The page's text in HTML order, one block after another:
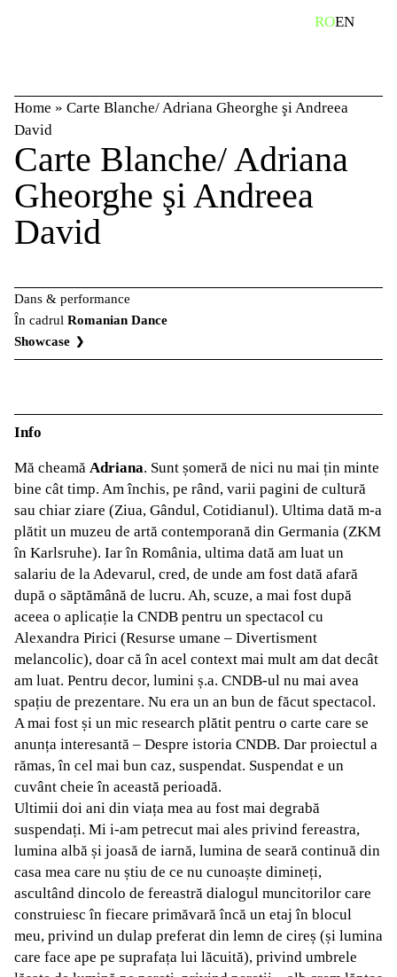
ROEN
Home » Carte Blanche/ Adriana Gheorghe şi Andreea
David
Carte Blanche/ Adriana
Gheorghe şi Andreea
David
Dans & performance
În cadrul Romanian Dance
Showcase
Info
Mă cheamă Adriana. Sunt șomeră de nici nu mai țin minte
bine cât timp. Am închis, pe rând, varii pagini de cultură
sau chiar ziare (Ziua, Gândul, Cotidianul). Ultima dată m-a
plătit un muzeu de artă contemporană din Germania (ZKM
în Karlsruhe). Iar în România, ultima dată am luat un
salariu de la Adevarul, cred, de unde am fost dată afară
după o săptămână de lucru. Ah, scuze, a mai fost după
aceea o aplicație la CNDB pentru un spectacol cu
Alexandra Pirici (Resurse umane – Divertisment
melancolic), doar că în acel context mai mult am dat decât
am luat. Pentru decor, lumini ș.a. CNDB-ul nu mai avea
spațiu de prezentare. Nu era un an bun de făcut spectacol.
A mai fost și un mic research plătit pentru o carte care se
anunța interesantă – Despre istoria CNDB. Dar proiectul a
rămas, în cel mai bun caz, suspendat. Suspendat e un
cuvânt cheie în această perioadă.
Ultimii doi ani din viața mea au fost mai degrabă
suspendați. Mi i-am petrecut mai ales privind fereastra,
lumina albă și joasă de iarnă, lumina de seară continuă din
casa mea care nu știu de ce nu cunoaște dimineți,
ascultând dincolo de fereastră dialogul muncitorilor care
construiesc în fiecare primăvară încă un etaj în blocul
meu, privind un dulap preferat din lemn de cireș (și lumina
care face ape pe suprafața lui lăcuită), privind umbrele